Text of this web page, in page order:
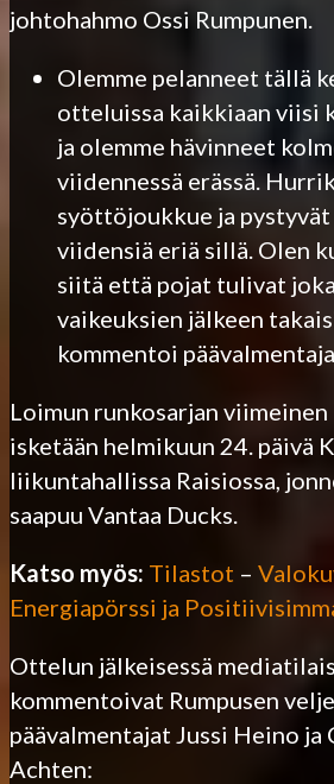
johtohahmo Ossi Rumpunen.
Olemme pelanneet tällä
otteluissa kaikkiaan viisi
ja olemme hävinneet
viidennessä erässä.
syöttöjoukkue ja pystyvät
viidensiä eriä sillä. Olen
siitä että pojat tulivat
vaikeuksien jälkeen
kommentoi
Loimun runkosarjan
isketään helmikuun 24. päivä
liikuntahallissa Raisiossa,
saapuu Vantaa Ducks.
Katso myös: Tilastot –
Energiapörssi ja
Ottelun jälkeisessä
kommentoivat Rumpusen
päävalmentajat Jussi Heino ja
Achten: